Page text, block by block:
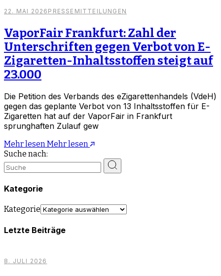
22. MAI 2026 PRESSEMITTEILUNGEN
VaporFair Frankfurt: Zahl der
Unterschriften gegen Verbot von E-
Zigaretten-Inhaltsstoffen steigt auf
23.000
Die Petition des Verbands des eZigarettenhandels (VdeH)
gegen das geplante Verbot von 13 Inhaltsstoffen für E-
Zigaretten hat auf der VaporFair in Frankfurt
sprunghaften Zulauf gew
Mehr lesenMehr lesen
Suche nach:
Kategorie
Kategorie
Letzte Beiträge
8. JULI 2026